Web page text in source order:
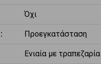
Όχι
Προεγκατάσταση
Ενιαία με τραπεζαρία